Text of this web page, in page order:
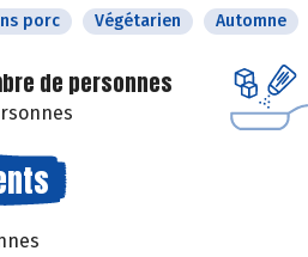
porc Végétarien Automne
de personnes